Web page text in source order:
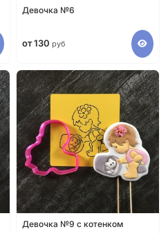
Девочка №6
от 130 руб
Девочка №9 с котенком